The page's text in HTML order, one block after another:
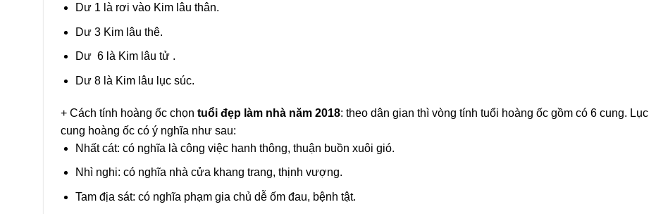
Dư 1 là rơi vào Kim lâu thân.
Dư 3 Kim lâu thê.
Dư 6 là Kim lâu tử .
Dư 8 là Kim lâu lục súc.
+ Cách tính hoàng ốc chọn tuổi đẹp làm nhà năm 2018: theo dân gian thì vòng tính tuổi hoàng ốc gồm có 6 cung. Lục
cung hoàng ốc có ý nghĩa như sau:
Nhất cát: có nghĩa là công việc hanh thông, thuận buồn xuôi gió.
Nhì nghi: có nghĩa nhà cửa khang trang, thịnh vượng.
Tam địa sát: có nghĩa phạm gia chủ dễ ốm đau, bệnh tật.